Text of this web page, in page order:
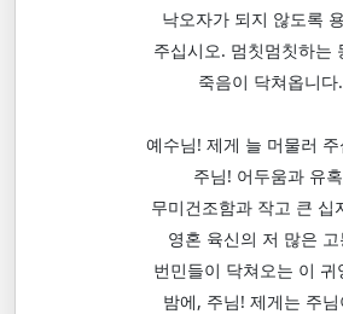
낙오자가 되지 않도록
주십시오. 멈칫멈칫하는
죽음이 닥쳐옵니다.
예수님! 제게 늘 머물러
주님! 어두움과 유
무미건조함과 작고 큰 십
영혼 육신의 저 많은
번민들이 닥쳐오는 이 귀
밤에, 주님! 제게는 주님